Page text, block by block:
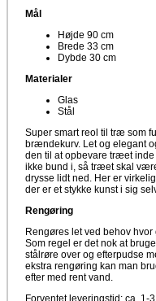
Mål
Højde 90 cm
Brede 33 cm
Dybde 30 cm
Materialer
Glas
Stål
Super smart reol til træ som
brændekurv. Let og elegant
den til at opbevare træet
ikke bund i, så træet skal
drysse lidt ned. Her er
der er et stykke kunst i sig
Rengøring
Rengøres let ved behov
Som regel er det nok at
stålrøre over og efterpudse
ekstra rengøring kan man
efter med rent vand.
Forventet leveringstid: ca. 1-